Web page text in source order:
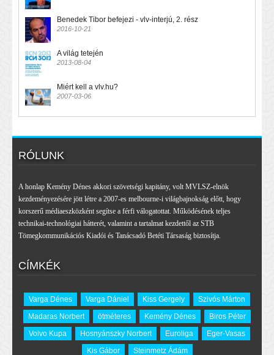
Benedek Tibor befejezi - vlv-interjú, 2. rész
2016-10-21
A világ tetején
2013-08-04
Miért kell a vlv.hu?
2007-03-06
RÓLUNK
A honlap Kemény Dénes akkori szövetségi kapitány, volt MVLSZ-elnök
kezdeményezésére jött létre a 2007-es melbourne-i világbajnokság előtt, hogy
korszerű médiaeszközként segítse a férfi válogatottat. Működésének teljes
technikai-technológiai hátterét, valamint a tartalmat kezdettől az STB
Tömegkommunikációs Kiadói és Tanácsadó Betéti Társaság biztosítja.
CÍMKÉK
Varga Dénes Varga Dániel Kiss Gergely
Szivós Márton
Madaras Norbert
ötméteres Kemény Dénes
Biros Péter
Volvo Kupa
Hosnyánszky Norbert Euroliga
Eger-Vasas
Kis Gábor
Steinmetz Ádám